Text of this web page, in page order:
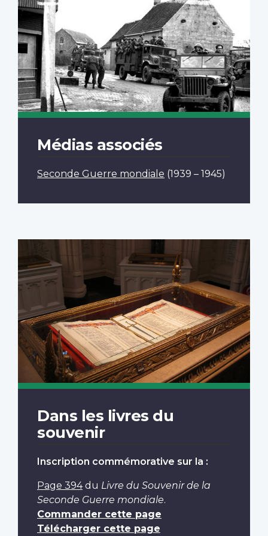
Médias associés
Seconde Guerre mondiale (1939 – 1945)
Dans les livres du
souvenir
Inscription commémorative sur la :
Page 394du Livre du Souvenir de la
Seconde Guerre mondiale.
Commander cette page
Télécharger cette page